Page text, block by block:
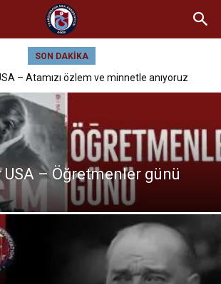
SON DAKIKA
– Atamızı özlem ve minnetle anıyoruz
– Öğretmenler günü